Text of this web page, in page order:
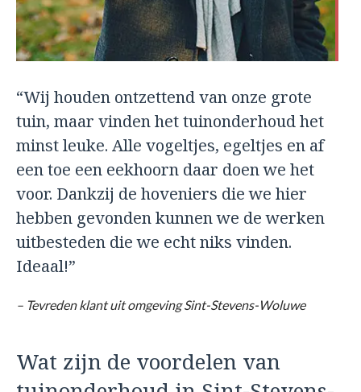
“Wij houden ontzettend van onze grote
tuin, maar vinden het tuinonderhoud het
minst leuke. Alle vogeltjes, egeltjes en af
een toe een eekhoorn daar doen we het
voor. Dankzij de hoveniers die we hier
hebben gevonden kunnen we de werken
uitbesteden die we echt niks vinden.
Ideaal!”
– Tevreden klant uit omgeving Sint-Stevens-Woluwe
Wat zijn de voordelen van